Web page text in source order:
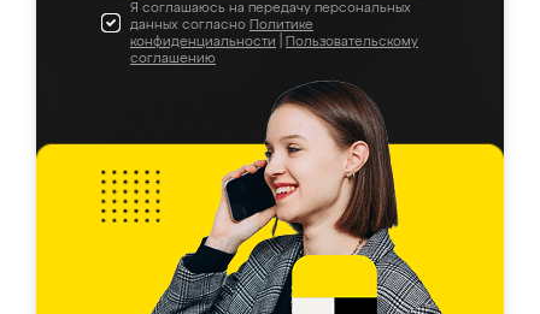
Я соглашаюсь на передачу персональных
данных согласно Политике
конфиденциальности
Пользовательскому
соглашению